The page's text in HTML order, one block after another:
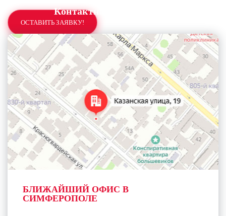
ОСТАВИТЬ ЗАЯВКУ!
Нажимая на кнопку, Вы соглашаетесь
с политикой конфиденциальности
Контактная информация
БЛИЖАЙШИЙ ОФИС В
СИМФЕРОПОЛЕ